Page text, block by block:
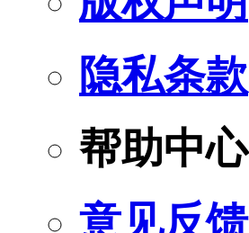
隐私条款
帮助中心
意见反馈